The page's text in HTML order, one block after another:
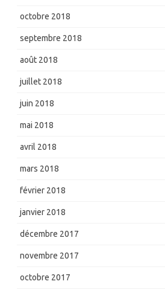
octobre 2018
septembre 2018
août 2018
juillet 2018
juin 2018
mai 2018
avril 2018
mars 2018
février 2018
janvier 2018
décembre 2017
novembre 2017
octobre 2017